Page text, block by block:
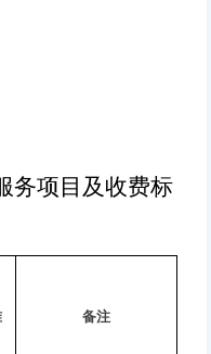
务项目及收费标
备注